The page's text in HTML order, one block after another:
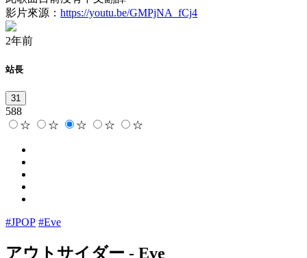
影片來源： https://youtu.be/GMPjNA_fCj4
2年前
站長
31
588
☆
☆ ☆ ☆ ☆
#JPOP #Eve
アウトサイダー - Eve